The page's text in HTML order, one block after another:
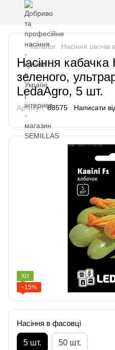
Каталог Насіння овочів
Насіння кабачка
зеленого,
LedaAgro, 5 шт.
Артикул:88575 Написати
Хіт
−15%
Насіння в фасовці
5 шт. 50 шт.